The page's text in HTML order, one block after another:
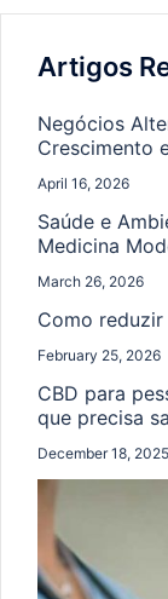
Artigos
Negócios
Crescimento
April 16, 2026
Saúde e
Medicina
March 26, 2026
Como
February 25, 2026
CBD para
que precisa
December 18, 2025